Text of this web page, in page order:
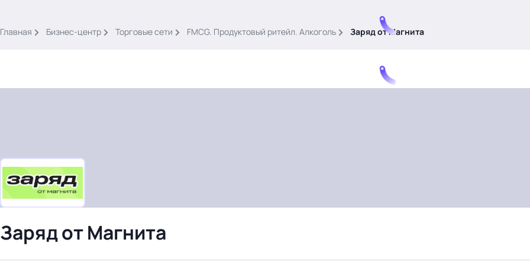
Войти
картина дня
темы
материалы
видео
события
Главная Бизнес-центр Торговые сети FMCG. Продуктовый ритейл. Алкоголь Заряд от Магнита
Заряд от Магнита